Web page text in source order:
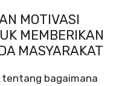
MOTIVASI
MEMBERIKAN
MASYARAKAT
bagaimana